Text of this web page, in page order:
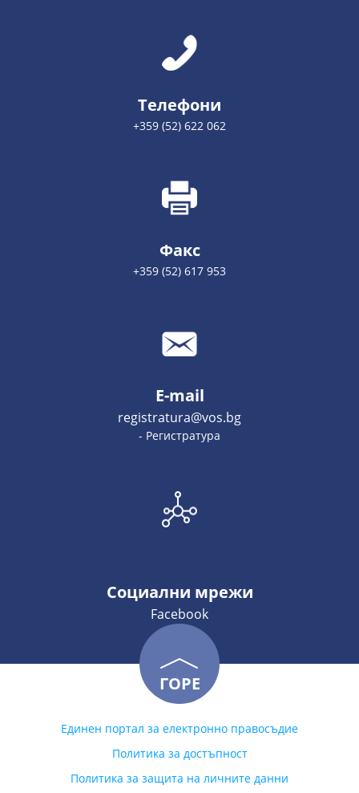
Телефони
+359 (52) 622 062
Факс
+359 (52) 617 953
E-mail
registratura@vos.bg
- Регистратура
Социални мрежи
Facebook
ГОРЕ
Единен портал за електронно правосъдие
Политика за достъпност
Политика за защита на личните данни